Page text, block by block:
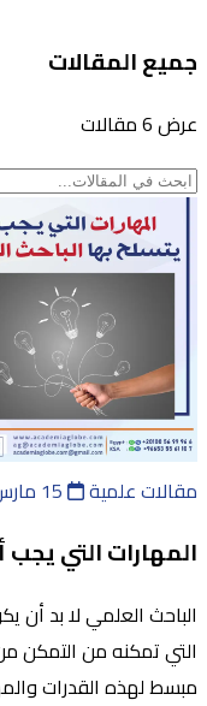
جميع المقالات
عرض 6 مقالات
مقالات علمية
المهارات التي
الباحث العلمي لا بد أن
التي تمكنه من التمكن
مبسط لهذه القدرات والمهارات: أن يكون